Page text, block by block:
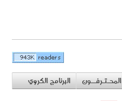
المحـتـرفــون البرنامج الكروي